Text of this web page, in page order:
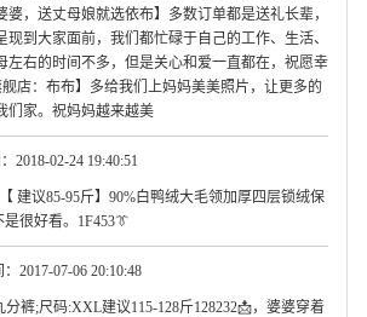
婆，送丈母娘就选依布】多数订单都是送礼长辈，
现到大家面前，我们都忙碌于自己的工作、生活、
左右的时间不多，但是关心和爱一直都在，祝愿幸
店：布布】多给我们上妈妈美美照片，让更多的
们家。祝妈妈越来越美
2018-02-24 19:40:51
建议85-95斤】90%白鸭绒大毛领加厚四层锁绒保
很好看。1F453👔
2017-07-06 20:10:48
裤;尺码:XXL建议115-128斤128232📩，婆婆穿着